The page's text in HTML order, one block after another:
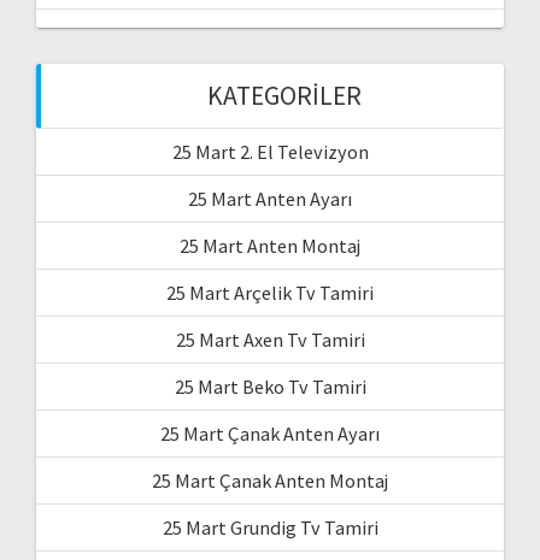
KATEGORILER
25 Mart 2. El Televizyon
25 Mart Anten Ayarı
25 Mart Anten Montaj
25 Mart Arçelik Tv Tamiri
25 Mart Axen Tv Tamiri
25 Mart Beko Tv Tamiri
25 Mart Çanak Anten Ayarı
25 Mart Çanak Anten Montaj
25 Mart Grundig Tv Tamiri